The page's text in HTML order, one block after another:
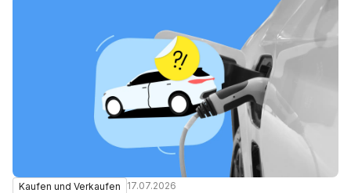
Kaufen und Verkaufen 17.07.2026